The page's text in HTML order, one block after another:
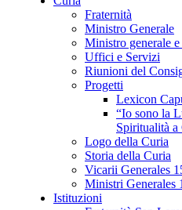
Fraternità
Ministro Generale
Ministro generale
Uffici e Servizi
Riunioni del
Progetti
Lexicon
“Io sono la
Spiritualità a
Logo della Curia
Storia della Curia
Vicarii Generales
Ministri Generales
Istituzioni